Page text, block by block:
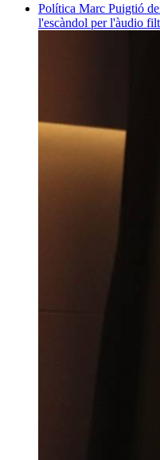
Política Marc Puigtió
l'escàndol per l'àudio